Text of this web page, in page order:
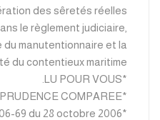
des sêretés réelles
le règlement judiciaire,
manutentionnaire et la
du contentieux maritime.
*LU POUR VOUS.
*JURISPRUDENCE COMPAREE.
69 du 28 octobre 2006